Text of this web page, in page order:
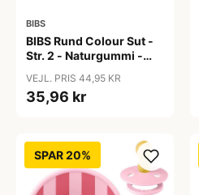
BIBS
BIBS Rund Colour Sut -
Str. 2 - Naturgummi -
VEJL. PRIS 44,95 KR
35,96 kr
SPAR 20%